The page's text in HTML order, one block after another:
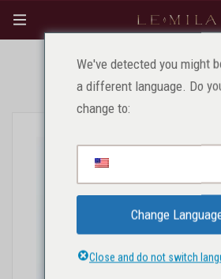
Sākums Produkti
Acu pigmenti
Melns acu
We've detected you might
a different language. Do
change to:
Change
Close and do not switch